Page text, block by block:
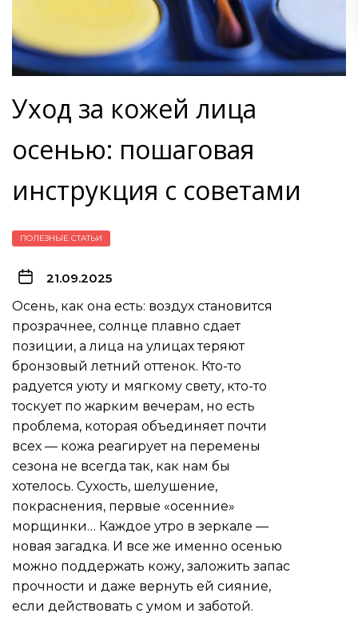
Уход за кожей лица
осенью: пошаговая
инструкция с советами
ПОЛЕЗНЫЕ СТАТЬИ
21.09.2025
Осень, как она есть: воздух становится
прозрачнее, солнце плавно сдает
позиции, а лица на улицах теряют
бронзовый летний оттенок. Кто-то
радуется уюту и мягкому свету, кто-то
тоскует по жарким вечерам, но есть
проблема, которая объединяет почти
всех — кожа реагирует на перемены
сезона не всегда так, как нам бы
хотелось. Сухость, шелушение,
покраснения, первые «осенние»
морщинки… Каждое утро в зеркале —
новая загадка. И все же именно осенью
можно поддержать кожу, заложить запас
прочности и даже вернуть ей сияние,
если действовать с умом и заботой.